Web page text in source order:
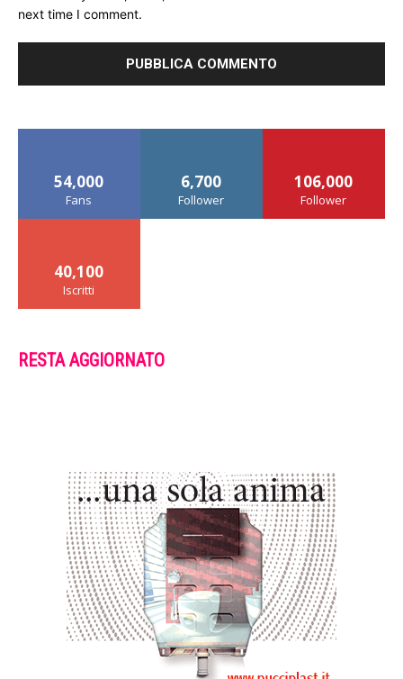
next time I comment.
54,000
Fans
6,700
Follower
106,000
Follower
40,100
Iscritti
RESTA AGGIORNATO